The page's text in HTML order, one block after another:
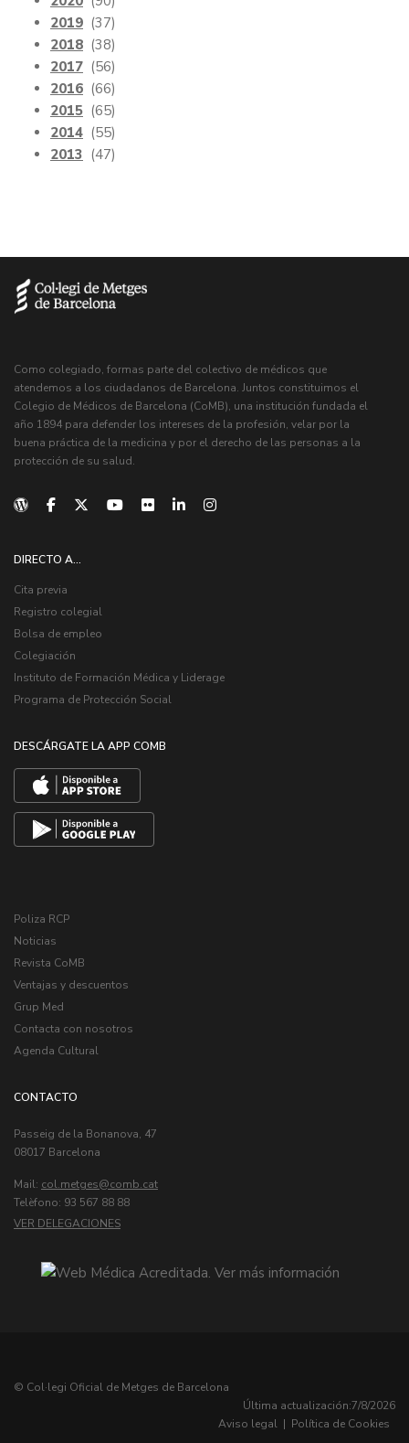
2019 (37)
2018 (38)
2017 (56)
2016 (66)
2015 (65)
2014 (55)
2013 (47)
Como colegiado, formas parte del colectivo de médicos que
atendemos a los ciudadanos de Barcelona. Juntos constituimos el
Colegio de Médicos de Barcelona (CoMB), una institución fundada el
año 1894 para defender los intereses de la profesión, velar por la
buena práctica de la medicina y por el derecho de las personas a la
protección de su salud.
DIRECTO A...
Cita previa
Registro colegial
Bolsa de empleo
Colegiación
Instituto de Formación Médica y Liderage
Programa de Protección Social
DESCÁRGATE LA APP COMB
Poliza RCP
Noticias
Revista CoMB
Ventajas y descuentos
Grup Med
Contacta con nosotros
Agenda Cultural
CONTACTO
Passeig de la Bonanova, 47
08017 Barcelona
Mail: col.metges
Telèfono: 93 567 88 88
VER DELEGACIONES
© Col·legi Oficial de Metges de Barcelona
Última actualización:7/8/2026
Aviso legal | Política de Cookies